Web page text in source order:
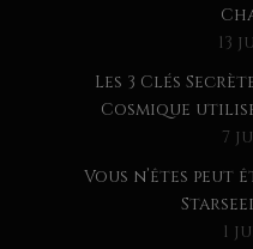
13
Les 3 Clés
Cosmique
7
Vous n’êtes peut
1